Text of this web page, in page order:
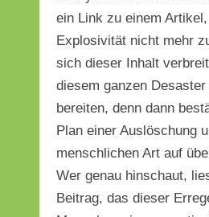
ein Link zu einem
Explosivität nicht mehr
sich dieser Inhalt
diesem ganzen
bereiten, denn dann
Plan einer Auslöschung
menschlichen Art auf
Wer genau hinschaut,
Beitrag, das dieser